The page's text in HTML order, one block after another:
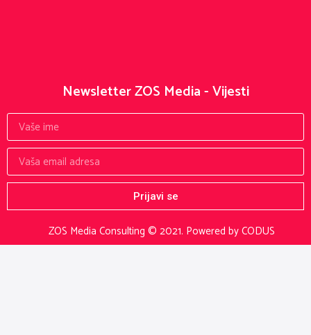
ZOS Media Consulting © 2021. Powered by CODUS
Newsletter ZOS Media - Vijesti
Prijavi se